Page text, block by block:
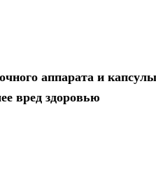
аппарата и
вред здоровью